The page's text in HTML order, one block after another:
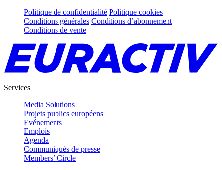
Politique de confidentialité Politique cookies
Conditions générales Conditions d’abonnement
Conditions de vente
Services
Media Solutions
Projets publics européens
Evénements
Emplois
Agenda
Communiqués de presse
Members’ Circle